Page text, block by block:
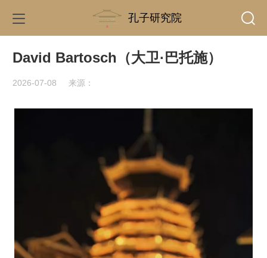
孔子研究院
David Bartosch（大卫·巴托施）
2026-07-08 来源：